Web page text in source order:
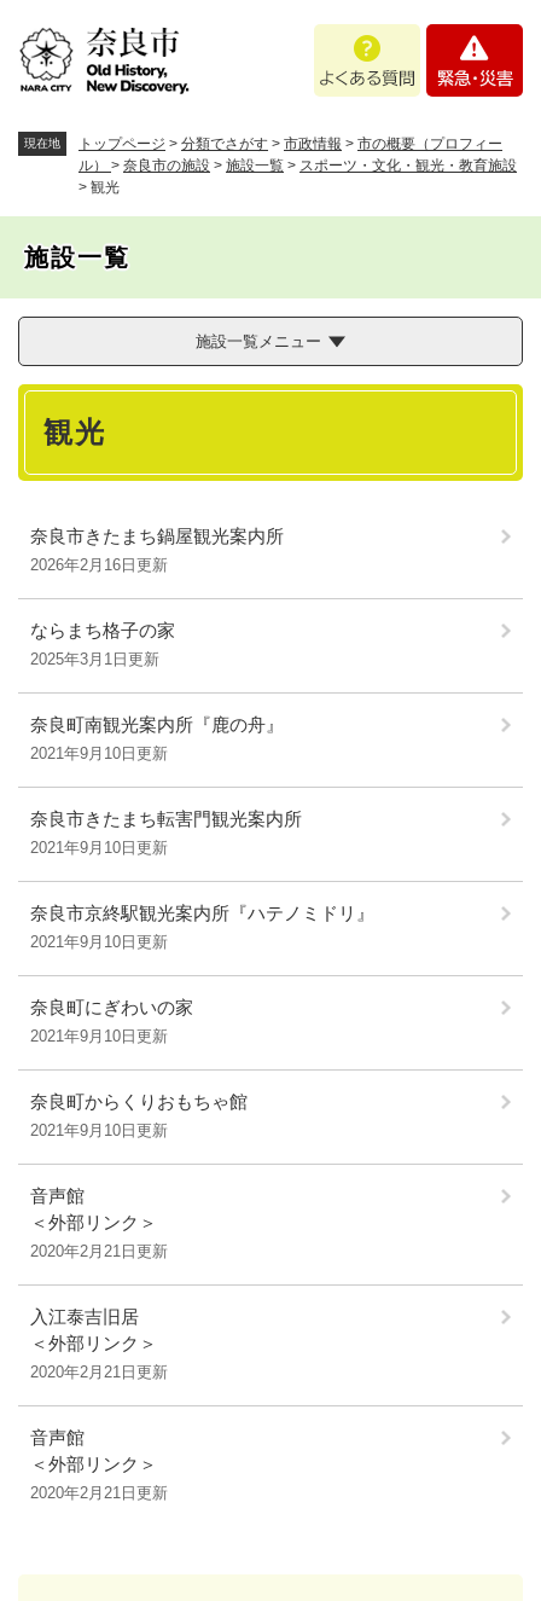
。
あ
問
・
現在地 トップページ > 分類でさがす > 市政情報 > 市の概要（プロフィー
ル） > 奈良市の施設 > 施設一覧 > スポーツ・文化・観光・教育施設
> 観光
施設一覧
施設一覧メニュー
本
観光
奈良市きたまち鍋屋観光案内所
2026年2月16日更新
ならまち格子の家
2025年3月1日更新
奈良町南観光案内所『鹿の舟』
2021年9月10日更新
奈良市きたまち転害門観光案内所
2021年9月10日更新
奈良市京終駅観光案内所『ハテノミドリ』
2021年9月10日更新
奈良町にぎわいの家
2021年9月10日更新
奈良町からくりおもちゃ館
2021年9月10日更新
音声館
＜外部リンク＞
2020年2月21日更新
入江泰吉旧居
＜外部リンク＞
2020年2月21日更新
音声館
＜外部リンク＞
2020年2月21日更新